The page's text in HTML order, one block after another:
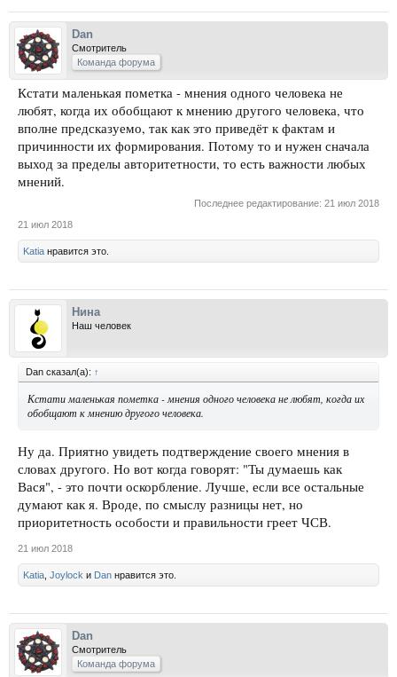
Dan
Смотритель
Команда форума
Кстати маленькая пометка - мнения одного человека не
любят, когда их обобщают к мнению другого человека, что
вполне предсказуемо, так как это приведёт к фактам и
причинности их формирования. Потому то и нужен сначала
выход за пределы авторитетности, то есть важности любых
мнений.
Последнее редактирование: 21 июл 2018
21 июл 2018
Katia нравится это.
Нина
Наш человек
Dan сказал(а): ↑
Кстати маленькая пометка - мнения одного человека не любят, когда их
обобщают к мнению другого человека.
Ну да. Приятно увидеть подтверждение своего мнения в
словах другого. Но вот когда говорят: "Ты думаешь как
Вася", - это почти оскорбление. Лучше, если все остальные
думают как я. Вроде, по смыслу разницы нет, но
приоритетность особости и правильности греет ЧСВ.
21 июл 2018
Katia Joylock и Dan нравится это.
Dan
Смотритель
Команда форума